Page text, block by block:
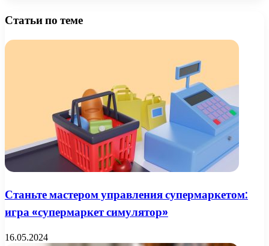
Статьи по теме
Станьте мастером управления супермаркетом:
игра «супермаркет симулятор»
16.05.2024